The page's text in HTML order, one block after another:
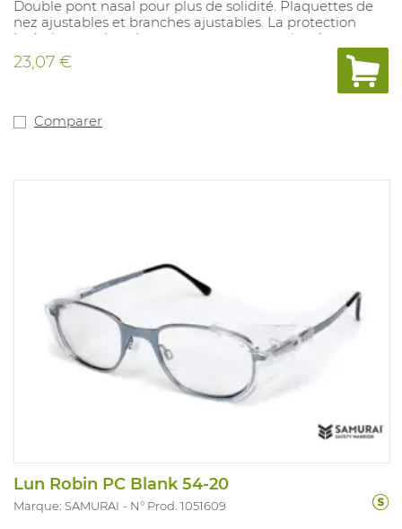
Double pont nasal pour plus de solidité. Plaquettes de
nez ajustables et branches ajustables. La protection
latérale en polycarbonate transparent et rivetée.
Convient pour : travaux mécaniques légers ou moyens
et applications de laboratoire. Conforme à : EN 166/EN
23,07 €
Comparer
Lun Robin PC Blank 54-20
Marque: SAMURAI N° Prod. 1051609